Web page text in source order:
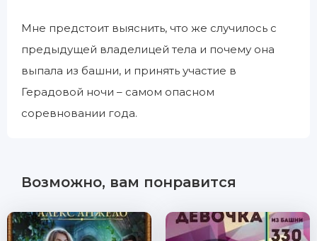
Мне предстоит выяснить, что же случилось с
предыдущей владелицей тела и почему она
выпала из башни, и принять участие в
Герадовой ночи – самом опасном
соревновании года.
Возможно, вам понравится